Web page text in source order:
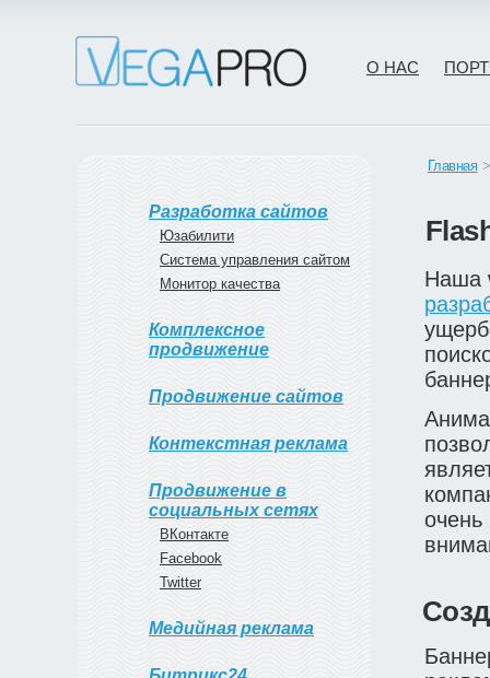
О НАС
Разработка сайтов
Юзабилити
Система управления сайтом
Монитор качества
Комплексное
продвижение
Продвижение сайтов
Контекстная реклама
Продвижение в
социальных сетях
ВКонтакте
Facebook
Twitter
Медийная реклама
Главная >
Наша
очень